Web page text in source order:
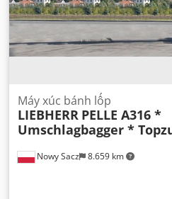
Nowy Sacz 8.659 km
Máy xúc bánh lốp
LIEBHERR PELLE A316 *
Umschlagbagger *